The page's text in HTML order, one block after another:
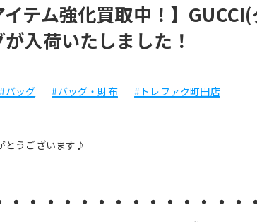
イテム強化買取中！】
入荷いたしました！
#バッグ #バッグ・財布 #トレファク町田店
とうございます♪
・・・・・・・・・・・・・・